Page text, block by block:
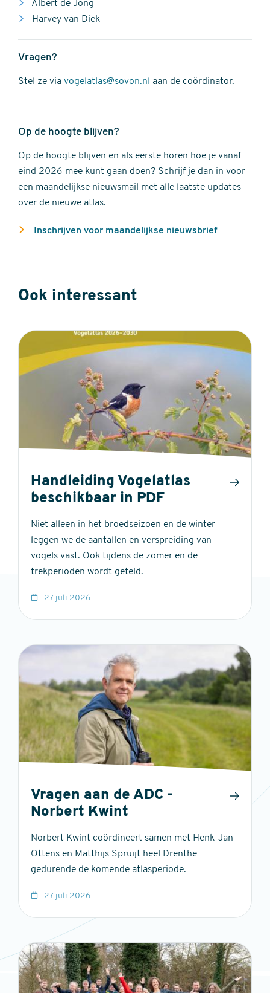
Albert de Jong
Harvey van Diek
Vragen?
Stel ze via vogelatlas@sovon.nl aan de coördinator.
Op de hoogte blijven?
Op de hoogte blijven en als eerste horen hoe je vanaf
eind 2026 mee kunt gaan doen? Schrijf je dan in voor
een maandelijkse nieuwsmail met alle laatste updates
over de nieuwe atlas.
Inschrijven voor maandelijkse nieuwsbrief
Ook interessant
Handleiding Vogelatlas
beschikbaar in PDF
Niet alleen in het broedseizoen en de winter
leggen we de aantallen en verspreiding van
vogels vast. Ook tijdens de zomer en de
trekperioden wordt geteld.
27 juli 2026
Vragen aan de ADC -
Norbert Kwint
Norbert Kwint coördineert samen met Henk-Jan
Ottens en Matthijs Spruijt heel Drenthe
gedurende de komende atlasperiode.
27 juli 2026